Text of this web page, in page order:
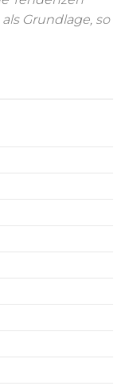
Grundlage, so